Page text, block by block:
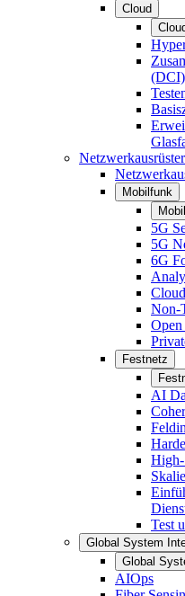
Cloud
(DCI)
Mobilfunk
5G
5G
6G
Non-
Festnetz
AI
High-
Test
Global System
Global
AIOps